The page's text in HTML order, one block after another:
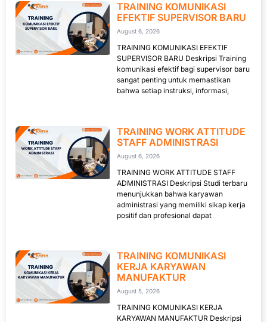
TRAINING KOMUNIKASI
EFEKTIF SUPERVISOR BARU
August 6, 2026
TRAINING KOMUNIKASI EFEKTIF
SUPERVISOR BARU Deskripsi Training
komunikasi efektif bagi supervisor baru
sangat penting untuk memastikan
bahwa setiap instruksi, informasi,
TRAINING WORK ATTITUDE
STAFF ADMINISTRASI
August 6, 2026
TRAINING WORK ATTITUDE STAFF
ADMINISTRASI Deskripsi Studi terbaru
menunjukkan bahwa karyawan
administrasi yang memiliki sikap kerja
positif dan profesional dapat
TRAINING KOMUNIKASI
KERJA KARYAWAN
MANUFAKTUR
August 5, 2026
TRAINING KOMUNIKASI KERJA
KARYAWAN MANUFAKTUR Deskripsi